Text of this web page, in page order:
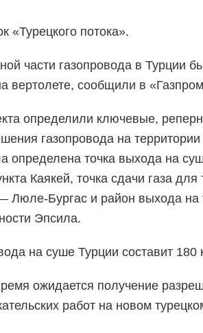
«Турецкого потока».
части газопровода в Турции
вертолете, сообщили в
определили ключевые,
газопровода на
определена точка выхода на
Каякей, точка сдачи газа для
Люле-Бургас и район выхода на
Эпсила.
на суше Турции составит 180
ожидается получение
работ на новом